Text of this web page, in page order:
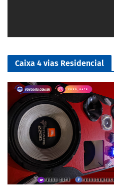
Caixa 4 vias Residencial